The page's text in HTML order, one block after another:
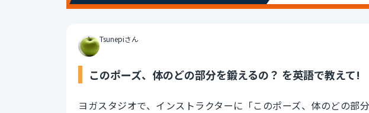
Tsunepiさん
このポーズ、体のどの部分を鍛えるの？ を英語で教えて!
ヨガスタジオで、インストラクターに「このポーズ、体のどの部